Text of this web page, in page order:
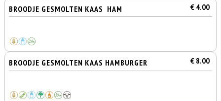
BROODJE GESMOLTEN KAAS HAM € 4.00
BROODJE GESMOLTEN KAAS HAMBURGER € 8.00